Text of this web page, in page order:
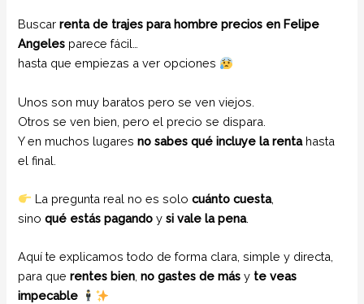
Buscarrenta de trajes para hombre precios en Felipe
Angeles parece fácil…
hasta que empiezas a ver opciones
Unos son muy baratos pero se ven viejos.
Otros se ven bien, pero el precio se dispara.
Y en muchos lugaresno sabes qué incluye la rentahasta
el final.
La pregunta real no es solocuánto cuesta,
sinoqué estás pagando ysi vale la pena.
Aquí te explicamos todo de forma clara, simple y directa,
para querentes bien ,no gastes de más y te veas
impecable